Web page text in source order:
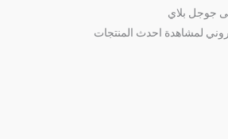
جوجل بلاي
لمشاهدة احدث المنتجات